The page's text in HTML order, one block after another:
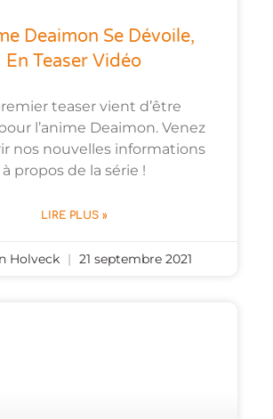
Deaimon Se Dévoile,
En Teaser Vidéo
teaser vient d’être
l’anime Deaimon. Venez
nos nouvelles informations
à propos de la série !
LIRE PLUS »
Holveck 21 septembre 2021